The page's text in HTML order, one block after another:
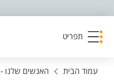
תפריט
עמוד הבית האנשים שלנו